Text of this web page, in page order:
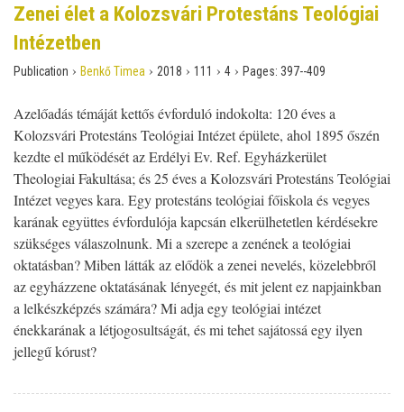
Zenei élet a Kolozsvári Protestáns Teológiai
Intézetben
Publication › Benkő Timea › 2018 › 111 › 4 › Pages: 397--409
Azelőadás témáját kettős évforduló indokolta: 120 éves a
Kolozsvári Protestáns Teológiai Intézet épülete, ahol 1895 őszén
kezdte el működését az Erdélyi Ev. Ref. Egyházkerület
Theologiai Fakultása; és 25 éves a Kolozsvári Protestáns Teológiai
Intézet vegyes kara. Egy protestáns teológiai főiskola és vegyes
karának együttes évfordulója kapcsán elkerülhetetlen kérdésekre
szükséges válaszolnunk. Mi a szerepe a zenének a teológiai
oktatásban? Miben látták az elődök a zenei nevelés, közelebbről
az egyházzene oktatásának lényegét, és mit jelent ez napjainkban
a lelkészképzés számára? Mi adja egy teológiai intézet
énekkarának a létjogosultságát, és mi tehet sajátossá egy ilyen
jellegű kórust?